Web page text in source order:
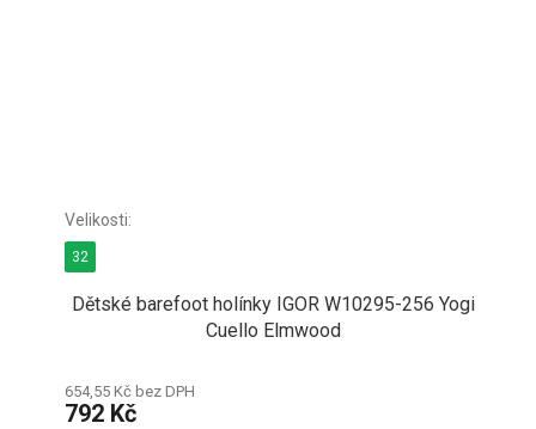
Dětské barefoot holínky IGOR W10295-256 Yogi
Cuello Elmwood
654,55 Kč bez DPH
792 Kč
32